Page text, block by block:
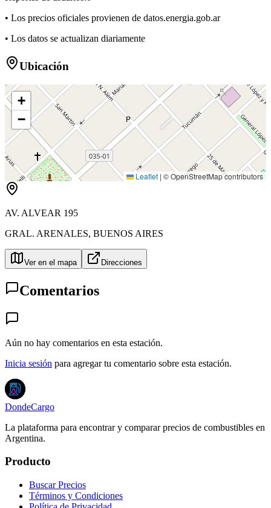
• Los precios oficiales provienen de datos.energia.gob.ar
• Los datos se actualizan diariamente
Ubicación
P
+
−
Leaflet | © OpenStreetMap contributors
AV. ALVEAR 195
GRAL. ARENALES, BUENOS AIRES
Ver en el mapa Direcciones
Comentarios
Aún no hay comentarios en esta estación.
Inicia sesión para agregar tu comentario sobre esta estación.
DondeCargo
La plataforma para encontrar y comparar precios de combustibles en
Argentina.
Producto
Buscar Precios
Términos y Condiciones